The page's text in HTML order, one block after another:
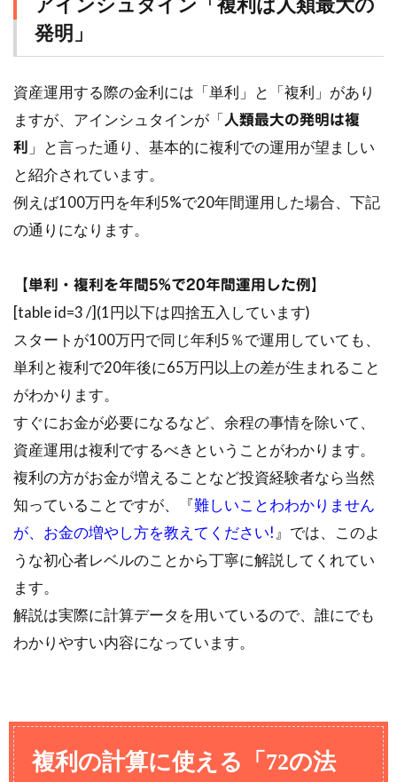
アインシュタイン「複利は人類最大の
発明」
資産運用する際の金利には「単利」と「複利」があり
ますが、アインシュタインが「 人類最大の発明は複
利
」と言った通り、基本的に複利での運用が望ましい
と紹介されています。
例えば100万円を年利5%で20年間運用した場合、下記
の通りになります。
【単利・複利を年間5%で20年間運用した例】
[table id=3 /](1円以下は四捨五入しています)
スタートが100万円で同じ年利5％で運用していても、
単利と複利で20年後に65万円以上の差が生まれること
がわかります。
すぐにお金が必要になるなど、余程の事情を除いて、
資産運用は複利でするべきということがわかります。
複利の方がお金が増えることなど投資経験者なら当然
知っていることですが、『難しいことわわかりません
が、お金の増やし方を教えてください! 』では、このよ
うな初心者レベルのことから丁寧に解説してくれてい
ます。
解説は実際に計算データを用いているので、誰にでも
わかりやすい内容になっています。
複利の計算に使える「72の法